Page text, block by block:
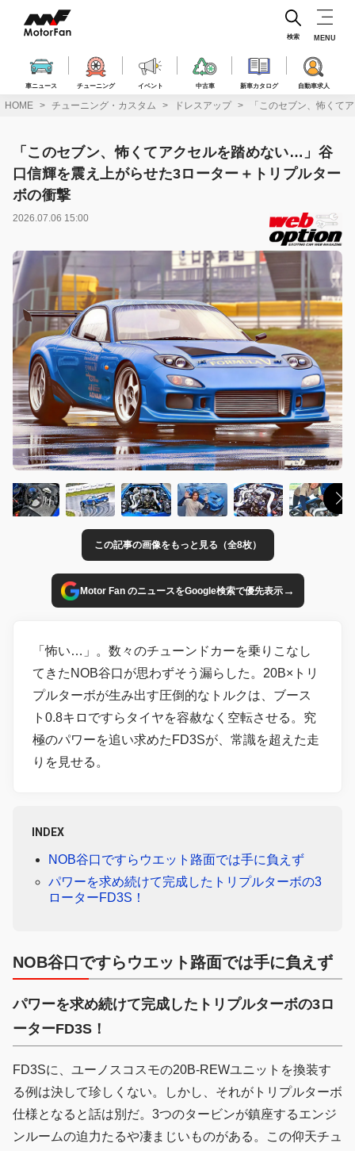
ス
車ニュース チューニング イベント 中古車 新車カタログ 自動車求人
検索 MENU
HOME チューニング・カスタム ドレスアップ 「このセブン、怖くて
「このセブン、怖くてアクセルを踏めない…」谷
口信輝を震え上がらせた3ローター＋トリプルター
ボの衝撃
2026.07.06 15:00
この記事の画像をもっと見る（全8枚）
Motor Fan のニュースをGoogle検索で優先表示→
「怖い…」。数々のチューンドカーを乗りこなし
てきたNOB谷口が思わずそう漏らした。20B×トリ
プルターボが生み出す圧倒的なトルクは、ブース
ト0.8キロですらタイヤを容赦なく空転させる。究
極のパワーを追い求めたFD3Sが、常識を超えた走
りを見せる。
INDEX
NOB谷口ですらウエット路面では手に負えず
パワーを求め続けて完成したトリプルターボの3
ローターFD3S！
NOB谷口ですらウエット路面では手に負えず
パワーを求め続けて完成したトリプルターボの3ロ
ーターFD3S！
FD3Sに、ユーノスコスモの20B-REWユニットを換装す
る例は決して珍しくない。しかし、それがトリプルターボ
仕様となると話は別だ。3つのタービンが鎮座するエンジ
ンルームの迫力たるや凄まじいものがある。この仰天チュ